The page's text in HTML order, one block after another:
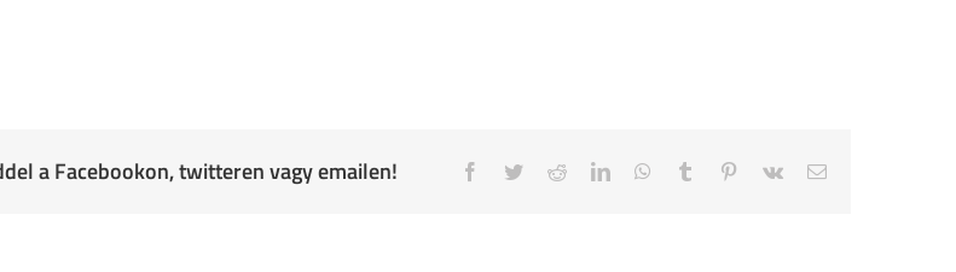
a Facebookon, twitteren vagy emailen! Facebook
TwitterRedditLinkedInWhatsApp
Tumblr Pinterest
Vk Email